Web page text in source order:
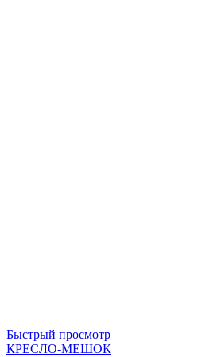
Быстрый просмотр
КРЕСЛО-МЕШОК